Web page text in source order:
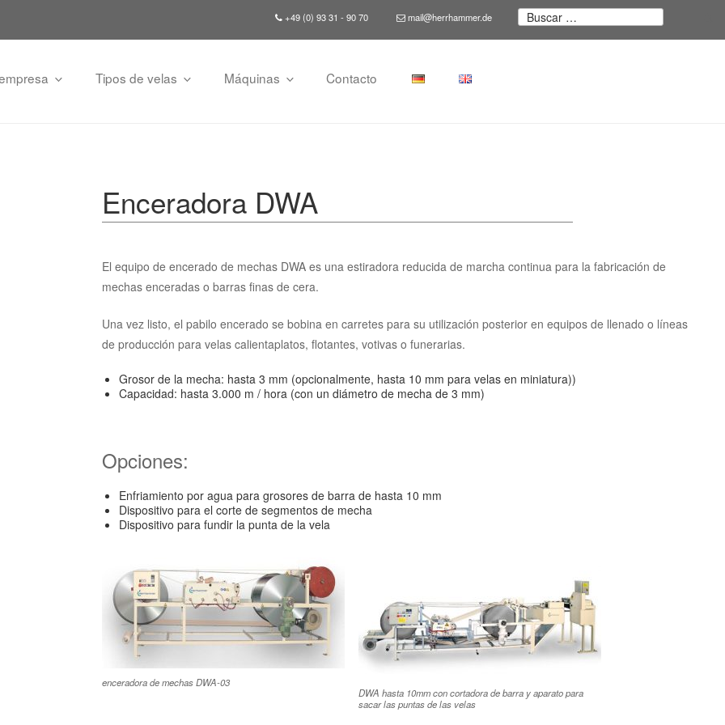
+49 (0) 93 31 - 90 70 mail@herrhammer.de
Buscar
por:
Tipos de velas Máquinas Contacto
Enceradora DWA
El equipo de encerado de mechas DWA es una estiradora reducida de marcha continua para la fabricación de
mechas enceradas o barras finas de cera.
Una vez listo, el pabilo encerado se bobina en carretes para su utilización posterior en equipos de llenado o líneas
de producción para velas calientaplatos, flotantes, votivas o funerarias.
Grosor de la mecha: hasta 3 mm (opcionalmente, hasta 10 mm para velas en miniatura))
Capacidad: hasta 3.000 m / hora (con un diámetro de mecha de 3 mm)
Opciones:
Enfriamiento por agua para grosores de barra de hasta 10 mm
Dispositivo para el corte de segmentos de mecha
Dispositivo para fundir la punta de la vela
enceradora de mechas DWA-03
DWA hasta 10mm con cortadora de barra y aparato para
sacar las puntas de las velas